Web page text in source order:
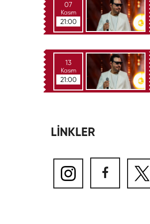
07
Kasım
21:00
13
Kasım
21:00
LİNKLER